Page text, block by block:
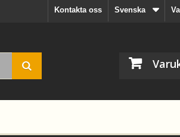
Svenska
Kontakta oss